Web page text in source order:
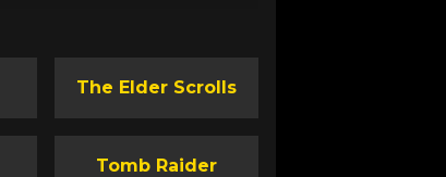
The Elder Scrolls
Tomb Raider